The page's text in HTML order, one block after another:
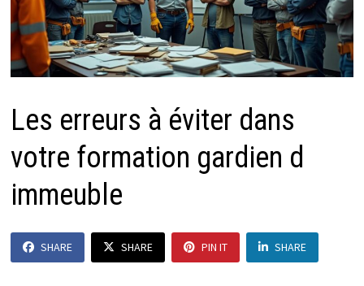
Les erreurs à éviter dans
votre formation gardien d
immeuble
SHARE SHARE PIN IT SHARE